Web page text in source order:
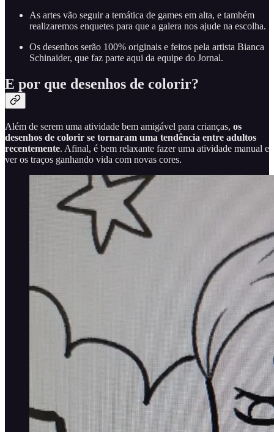
As artes vão seguir a temática de games em alta, e também
realizaremos enquetes para que a galera nos ajude na escolha.
Os desenhos serão 100% originais e feitos pela artista Bianca
Schinaider, que faz parte aqui da equipe do Jornal.
E por que desenhos de colorir?
Além de serem uma atividade bem amigável para crianças, os
desenhos de colorir se tornaram uma tendência entre adultos
recentemente. Afinal, é bem relaxante fazer uma atividade manual e
ver os traços ganhando vida com novas cores.